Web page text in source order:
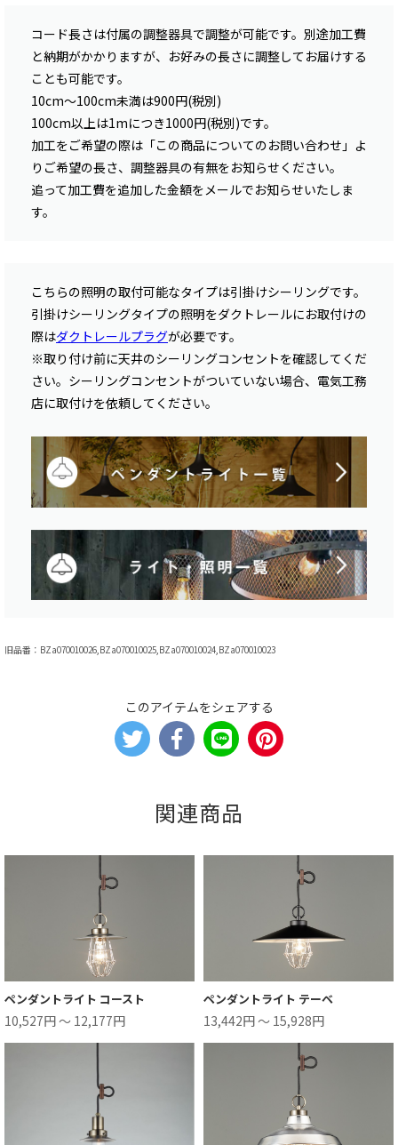
コード長さは付属の調整器具で調整が可能です。別途加工費
と納期がかかりますが、お好みの長さに調整してお届けする
ことも可能です。
10cm〜100cm未満は900円(税別)
100cm以上は1mにつき1000円(税別)です。
加工をご希望の際は「この商品についてのお問い合わせ」よ
りご希望の長さ、調整器具の有無をお知らせください。
追って加工費を追加した金額をメールでお知らせいたしま
す。
こちらの照明の取付可能なタイプは引掛けシーリングです。
引掛けシーリングタイプの照明をダクトレールにお取付けの
際はダクトレールプラグが必要です。
※取り付け前に天井のシーリングコンセントを確認してくだ
さい。シーリングコンセントがついていない場合、電気工務
店に取付けを依頼してください。
旧品番：BZa070010026,BZa070010025,BZa070010024,BZa070010023
このアイテムをシェアする
関連商品
ペンダントライト コースト
10,527円 ～ 12,177円
ペンダントライト テーベ
13,442円 ～ 15,928円